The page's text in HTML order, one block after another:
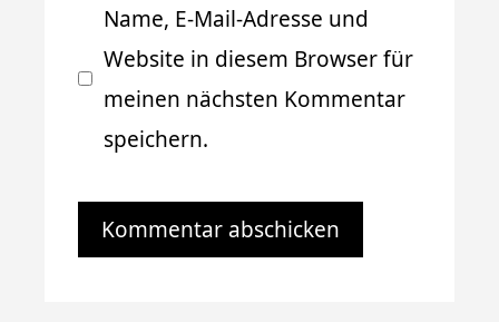
Name, E-Mail-Adresse und
Website in diesem Browser für
meinen nächsten Kommentar
speichern.